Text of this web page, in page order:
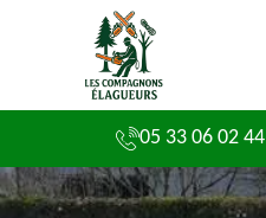
05 33 06 02 44